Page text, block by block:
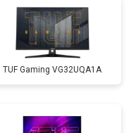
TUF Gaming VG32UQA1A